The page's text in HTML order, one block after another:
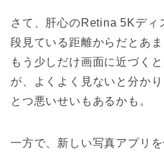
さて、肝心のRetina 5Kディ
段見ている距離からだとあ
もう少しだけ画面に近づく
が、よくよく見ないと分か
とつ悪いせいもあるかも。
一方で、新しい写真アプリ